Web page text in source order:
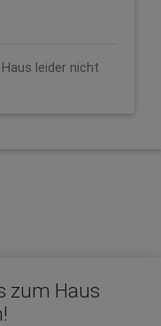
leider nicht
zum Haus